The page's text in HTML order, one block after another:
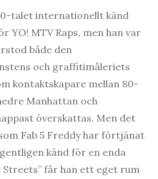
talet internationellt känd
YO! MTV Raps, men han var
både den
och graffitimåleriets
kontaktskapare mellan 80-
Manhattan och
överskattas. Men det
Fab 5 Freddy har förtjänat
känd för en enda
Streets” får han ett eget rum